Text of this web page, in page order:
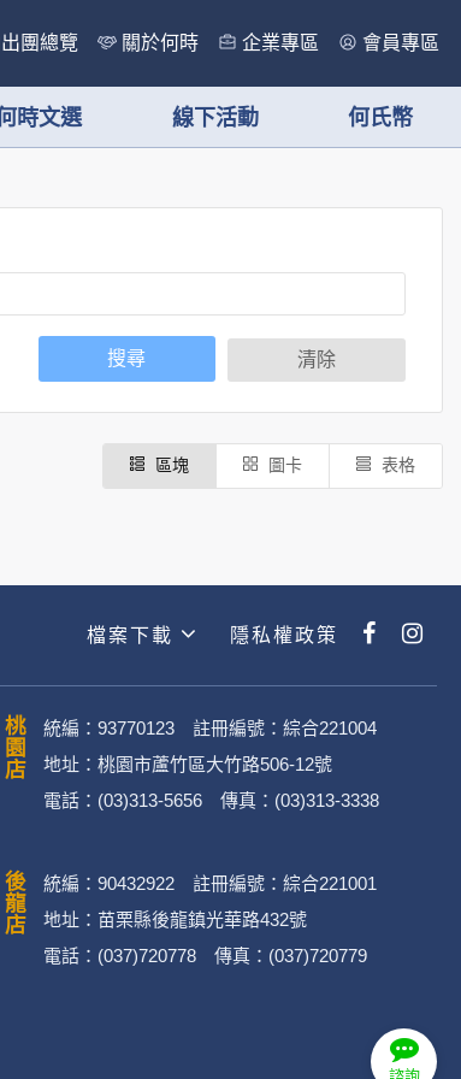
團總覽 關於何時 企業專區 會員專區
時文選 線下活動 何氏幣
搜尋 清除
區塊 圖卡 表格
檔案下載 隱私權政策
桃園店
統編：93770123 註冊編號：綜合221004
地址：桃園市蘆竹區大竹路506-12號
電話：(03)313-5656 傳真：(03)313-3338
後龍店
統編：90432922 註冊編號：綜合221001
地址：苗栗縣後龍鎮光華路432號
電話：(037)720778 傳真：(037)720779